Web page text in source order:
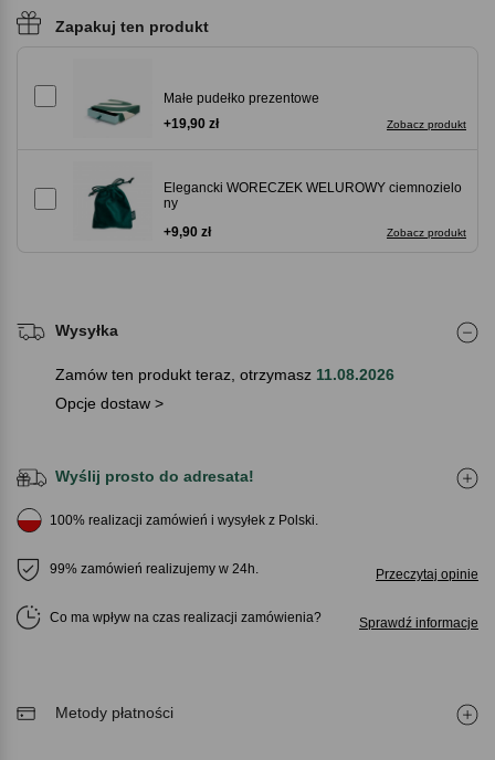
Zapakuj ten produkt
Małe pudełko prezentowe
Zobacz produkt
+19,90 zł
Elegancki WORECZEK WELUROWY ciemnozielo
ny
Zobacz produkt
+9,90 zł
Wysyłka
Zamów ten produkt teraz, otrzymasz 11.08.2026
Opcje dostaw >
Wyślij prosto do adresata!
100% realizacji zamówień i wysyłek z Polski.
99% zamówień realizujemy w 24h. Przeczytaj opinie
Co ma wpływ na czas realizacji zamówienia Sprawdź informacje
Metody płatności